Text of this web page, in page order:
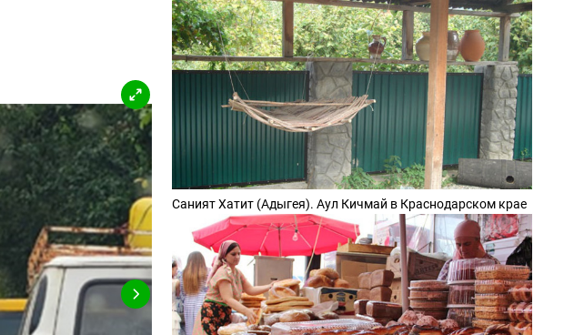
Саният Хатит (Адыгея). Аул Кичмай в Краснодарском крае